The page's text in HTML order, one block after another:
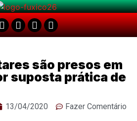
são presos em
suposta prática de
13/04/2020 Fazer Comentário